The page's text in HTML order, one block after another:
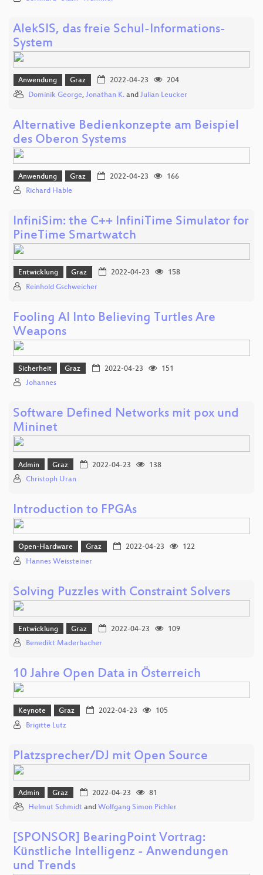
AlekSIS, das freie Schul-Informations-
System
Anwendung Graz 2022-04-23
204
Dominik George, Jonathan K. and Julian Leucker
Alternative Bedienkonzepte am Beispiel
des Oberon Systems
Anwendung Graz 2022-04-23
166
Richard Hable
InfiniSim: the C++ InfiniTime Simulator for
PineTime Smartwatch
Entwicklung Graz 2022-04-23
158
Reinhold Gschweicher
Fooling AI Into Believing Turtles Are
Weapons
Sicherheit Graz 2022-04-23
151
Johannes
Software Defined Networks mit pox und
Mininet
Admin Graz 2022-04-23
138
Christoph Uran
Introduction to FPGAs
Open-Hardware Graz 2022-04-23
122
Hannes Weissteiner
Solving Puzzles with Constraint Solvers
Entwicklung Graz 2022-04-23
109
Benedikt Maderbacher
10 Jahre Open Data in Österreich
Keynote Graz 2022-04-23
105
Brigitte Lutz
Platzsprecher/DJ mit Open Source
Admin Graz 2022-04-23
81
Helmut Schmidt and Wolfgang Simon Pichler
[SPONSOR] BearingPoint Vortrag:
Künstliche Intelligenz - Anwendungen
und Trends